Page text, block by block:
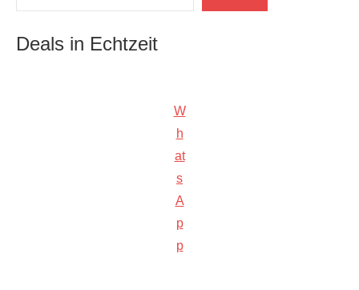
Deals in Echtzeit
W
h
at
s
A
p
p